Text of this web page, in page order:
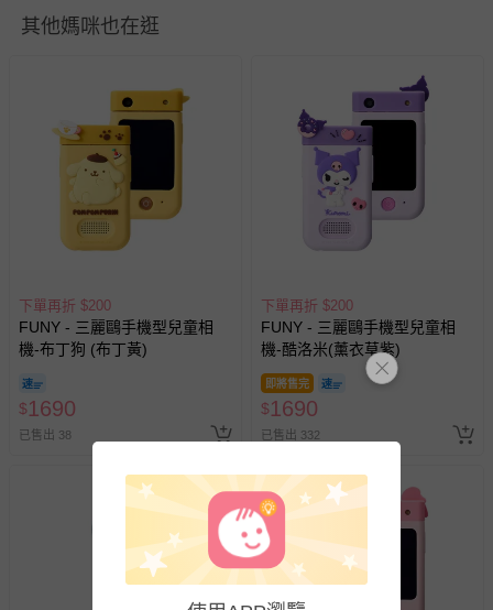
退換貨須知
並非試用期，您所退回的商品必須是未經使用的全新狀態，
包含完整包裝、配件、說明文件及贈品等。
如需退換貨，請於收到商品7天（含例假日內提出），如為
瑕疵退換貨所產生的運費，將由媽咪愛負責處理，若非瑕疵
退貨，您可至『查詢訂單』>『已出貨』中查詢該筆訂單，
並點選『我要退貨』即可進行申請。若有相關退貨問題，請
與服務，謝謝。
針對滿件折/滿額贈…等活動，如因部份退貨，而該訂單保
留商品未達活動門檻，將以原價計算，活動贈品亦需一併退
回。
豫期範圍：
易於腐敗、保存期限較短或解約時即將逾期（例如生鮮
客製化商品（例如客製生日書、姓名貼等）。
報紙、期刊或雜誌（惟書籍如經拆封、使用，則酌收整
其他媽咪也在逛
下單再折 $200
FUNY - 三麗鷗手機型兒童相
機-布丁狗 (布丁黃)
$1690
已售出 38
下單再折 $200
FUNY - 三麗鷗手機型兒童相
機-酷洛米(薰衣草紫)
即將售完
$1690
已售出 332